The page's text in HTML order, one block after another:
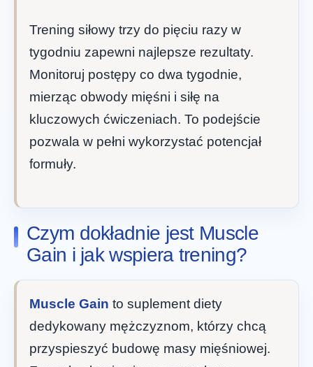
Trening siłowy trzy do pięciu razy w
tygodniu zapewni najlepsze rezultaty.
Monitoruj postępy co dwa tygodnie,
mierząc obwody mięśni i siłę na
kluczowych ćwiczeniach. To podejście
pozwala w pełni wykorzystać potencjał
formuły.
Czym dokładnie jest Muscle
Gain i jak wspiera trening?
Muscle Gain to suplement diety
dedykowany mężczyznom, którzy chcą
przyspieszyć budowę masy mięśniowej.